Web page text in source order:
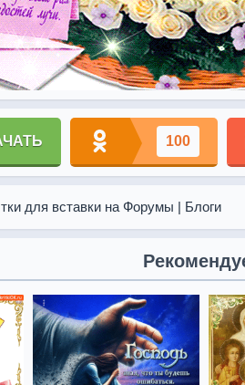
100
для вставки на Форумы | Блоги